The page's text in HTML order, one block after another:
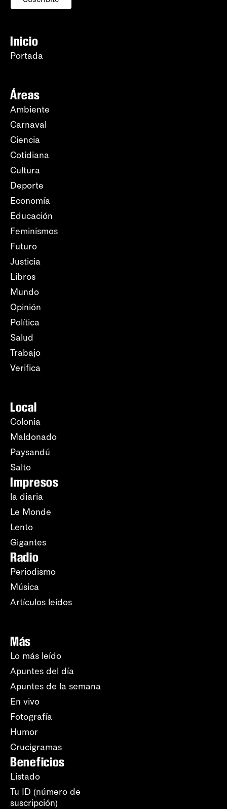
Inicio
Portada
Áreas
Ambiente
Carnaval
Ciencia
Cotidiana
Cultura
Deporte
Economía
Educación
Feminismos
Futuro
Justicia
Libros
Mundo
Opinión
Política
Salud
Trabajo
Verifica
Local
Colonia
Maldonado
Paysandú
Salto
Impresos
la diaria
Le Monde
Lento
Gigantes
Radio
Periodismo
Música
Artículos leídos
Más
Lo más leído
Apuntes del día
Apuntes de la semana
En vivo
Fotografía
Humor
Crucigramas
Beneficios
Listado
Tu ID (número de
suscripción)